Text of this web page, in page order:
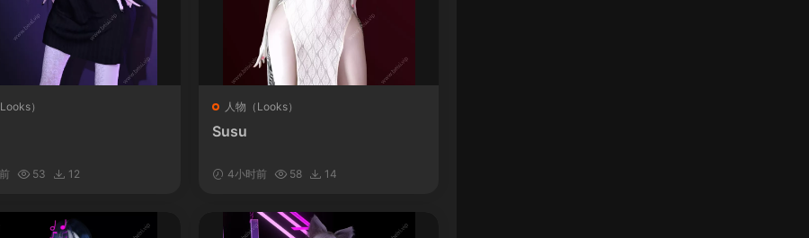
）
53 12
人物（Looks）
Susu
4小时前 58 14